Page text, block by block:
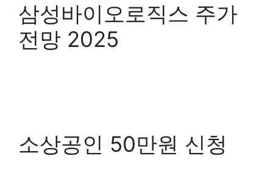
삼성바이오로직스 주가
전망 2025
소상공인 50만원 신청